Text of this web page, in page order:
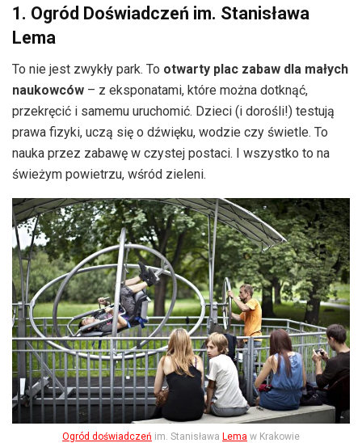
1. Ogród Doświadczeń im. Stanisława
Lema
To nie jest zwykły park. To otwarty plac zabaw dla małych
naukowców – z eksponatami, które można dotknąć,
przekręcić i samemu uruchomić. Dzieci (i dorośli!) testują
prawa fizyki, uczą się o dźwięku, wodzie czy świetle. To
nauka przez zabawę w czystej postaci. I wszystko to na
świeżym powietrzu, wśród zieleni.
Ogród doświadczeń im. Stanisława Lema w Krakowie